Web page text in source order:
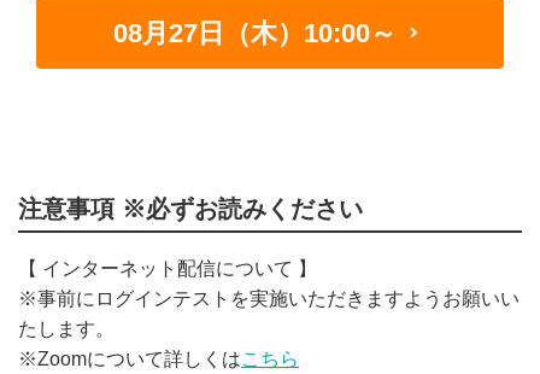
08月27日（木）10:00～
注意事項 ※必ずお読みください
【 インターネット配信について 】
※事前にログインテストを実施いただきますようお願いい
たします。
※Zoomについて詳しくはこちら